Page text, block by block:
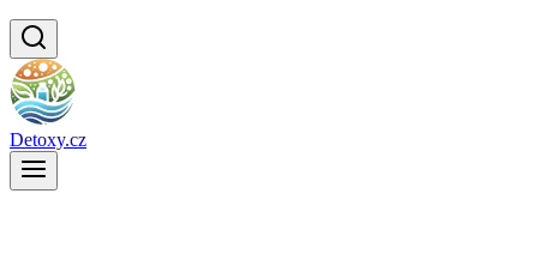
Detoxy.cz